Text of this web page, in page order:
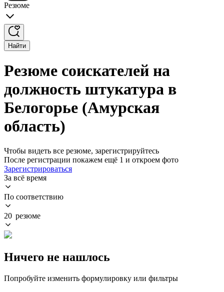
Резюме
Найти
Резюме соискателей на
должность штукатура в
Белогорье (Амурская
область)
Чтобы видеть все резюме, зарегистрируйтесь
После регистрации покажем ещё 1 и откроем фото
Зарегистрироваться
За всё время
По соответствию
20 резюме
Ничего не нашлось
Попробуйте изменить формулировку или фильтры